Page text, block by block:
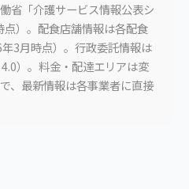
省「介護サービス情報公表シ
）。配食店舗情報は各配食
3月時点）。行政委託情報は
）。料金・配達エリアは変
、最新情報は各事業者に直接